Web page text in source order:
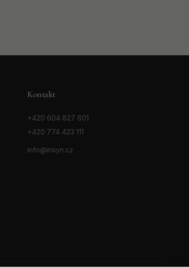
Kontakt
+420 604 827 601
+420 774 423 111
info@insyn.cz